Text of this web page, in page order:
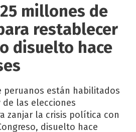
millones de
restablecer
disuelto hace
peruanos están habilitados
las elecciones
zanjar la crisis política con
disuelto hace